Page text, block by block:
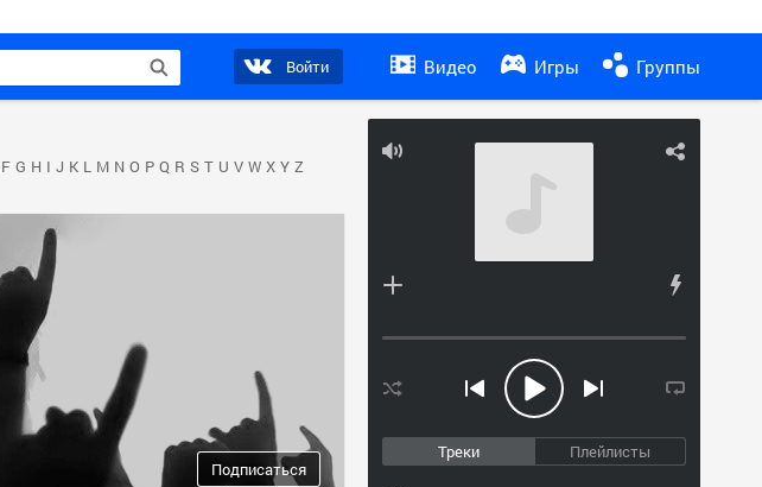
Войти Видео Игры Группы
Треки Плейлисты
F G H I J K L M N O P Q R S T U V W X Y Z
Подписаться